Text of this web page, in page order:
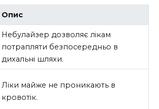
Опис
Небулайзер дозволяє лікам
потрапляти безпосередньо в
дихальні шляхи.
Ліки майже не проникають в
кровотік.